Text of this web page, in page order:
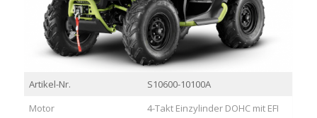
Artikel-Nr.
S10600-10100A
Motor
4-Takt Einzylinder DOHC mit EFI